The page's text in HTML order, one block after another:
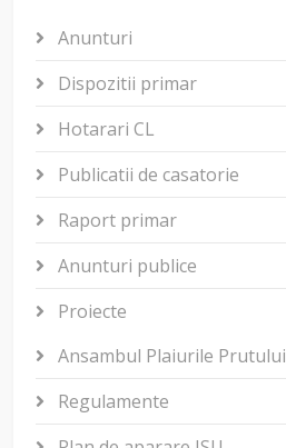
Anunturi
Dispozitii primar
Hotarari CL
Publicatii de casatorie
Raport primar
Anunturi publice
Proiecte
Ansambul Plaiurile Prutului
Regulamente